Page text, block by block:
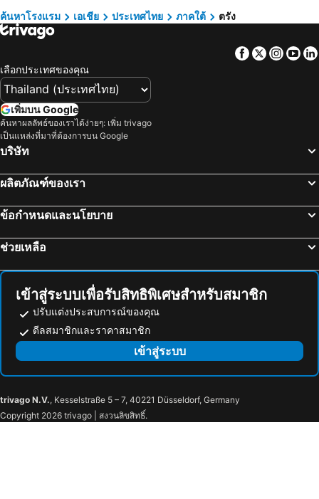
กาญจนบุรี, ภาคกลาง โรงแรม
ภูเก็ตทาวน์, ภาคใต้ โรงแรม
ค้นหาโรงแรม เอเชีย ประเทศไทย ภาคใต้ ตรัง
Facebook
Twitter
เลือกประเทศของคุณ
เพิ่มบน Google
ค้นหาผลลัพธ์ของเราได้ง่ายๆ: เพิ่ม trivago
เป็นแหล่งที่มาที่ต้องการบน Google
บริษัท
ผลิตภัณฑ์ของเรา
ข้อกำหนดและนโยบาย
ช่วยเหลือ
เข้าสู่ระบบเพื่อรับสิทธิพิเศษสำหรับสมาชิก
ปรับแต่งประสบการณ์ของคุณ
ดีลสมาชิกและราคาสมาชิก
เข้าสู่ระบบ
trivago N.V., Kesselstraße 5 – 7, 40221 Düsseldorf, Germany
Copyright 2026 trivago | สงวนลิขสิทธิ์.